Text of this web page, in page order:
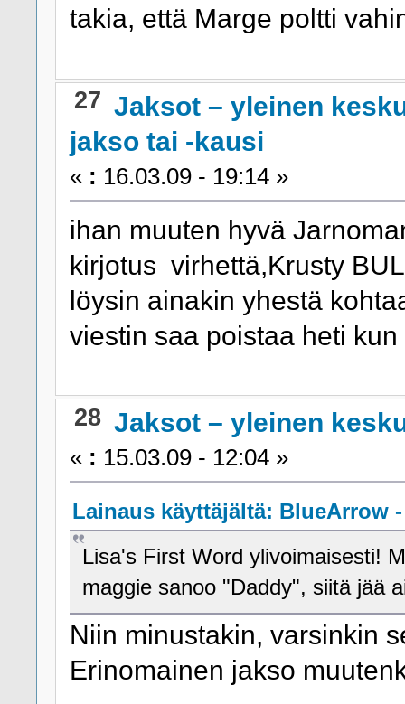
takia, että Marge poltti
27 Jaksot – yleinen
jakso tai -kausi
« : 16.03.09 - 19:14 »
ihan muuten hyvä
kirjotus virhettä,Krusty
löysin ainakin yhestä
viestin saa poistaa heti
28 Jaksot – yleinen
« : 15.03.09 - 12:04 »
Lainaus käyttäjältä: BlueArrow -
Lisa's First Word ylivoimaisesti!
maggie sanoo "Daddy", siitä jää
Niin minustakin, varsinkin
Erinomainen jakso